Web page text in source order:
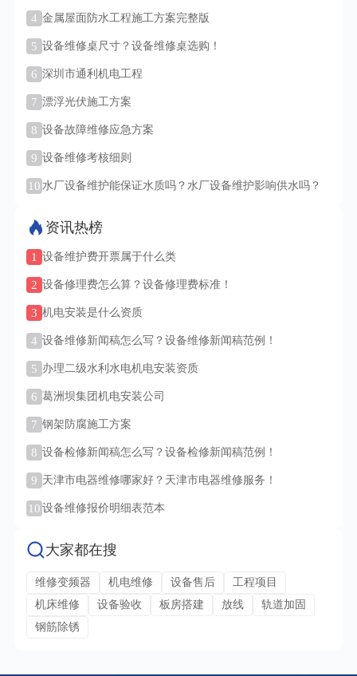
4 金属屋面防水工程施工方案完整版
5 设备维修桌尺寸？设备维修桌选购！
6 深圳市通利机电工程
7 漂浮光伏施工方案
8 设备故障维修应急方案
9 设备维修考核细则
10 水厂设备维护能保证水质吗？水厂设备维护影响供水吗？
资讯热榜
1 设备维护费开票属于什么类
2 设备修理费怎么算？设备修理费标准！
3 机电安装是什么资质
4 设备维修新闻稿怎么写？设备维修新闻稿范例！
5 办理二级水利水电机电安装资质
6 葛洲坝集团机电安装公司
7 钢架防腐施工方案
8 设备检修新闻稿怎么写？设备检修新闻稿范例！
9 天津市电器维修哪家好？天津市电器维修服务！
10 设备维修报价明细表范本
大家都在搜
维修变频器 机电维修 设备售后
工程项目
机床维修
设备验收 板房搭建 放线
轨道加固
钢筋除锈